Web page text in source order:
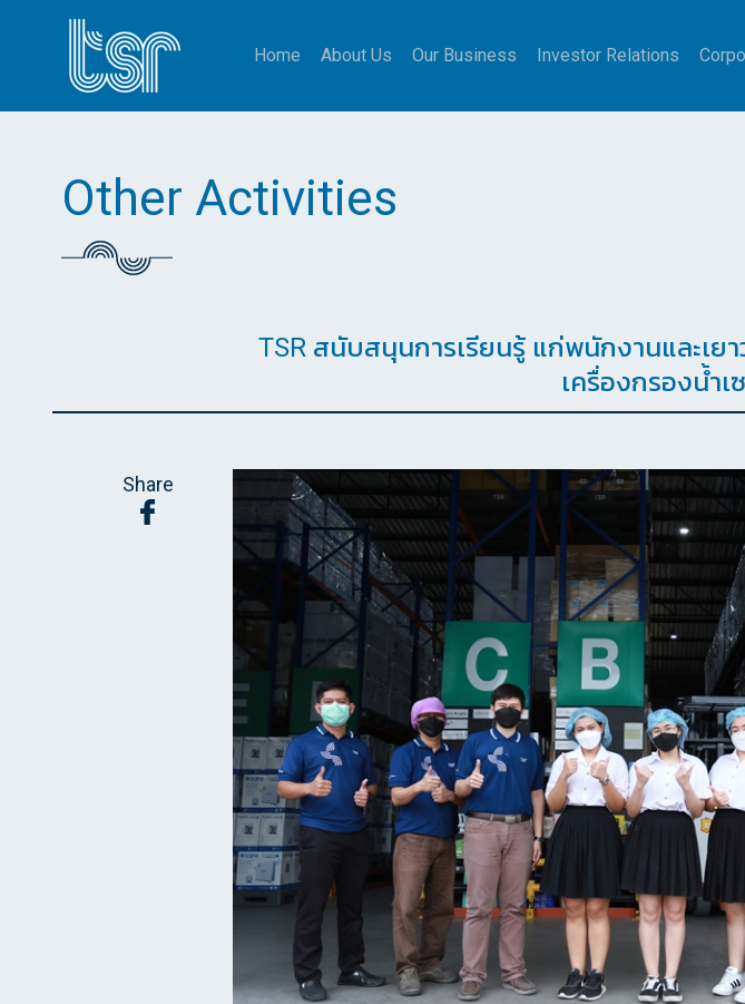
Home About Us Our Business Investor Relations
Other Activities
TSR สนับสนุนการเรียนรู้ แก่พนักงานและเย
เครื่องกรองน้ำเ
Share